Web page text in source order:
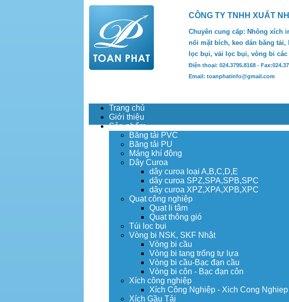
CÔNG TY TNHH XUẤT
Chuyên cung cấp: Nhông xích
nối mặt bích, keo dán băng
lọc bụi, vải lọc bụi, vòng bi các
Điện thoại: 024.3795.8168 -
Email: toanphatinfo@gmail.com
Trang chủ
Giới thiệu
Sản phẩm
Băng tải PVC
Băng tải PU
Máng khí động
Dây Curoa
dây curoa loại A,B,C,D,E
dây curoa SPZ,SPA,SPB,SPC
dây curoa XPZ,XPA,XPB,XPC
Quạt công nghiệp
Quạt li tâm
Quạt thông gió
Túi lọc bụi
Vòng bi NSK, SKF Nhật
Vòng bi cầu
Vòng bi tang trống tự lựa
Vòng bi cầu-Bạc đạn cầu
Vòng bi côn - Bạc đạn côn
Xích công nghiệp
Xích Công Nghiệp - Xich Cong Nghiep
Xích Gầu Tải